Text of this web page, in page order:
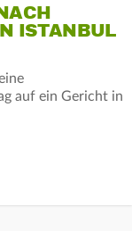
ISTANBUL
auf ein Gericht in